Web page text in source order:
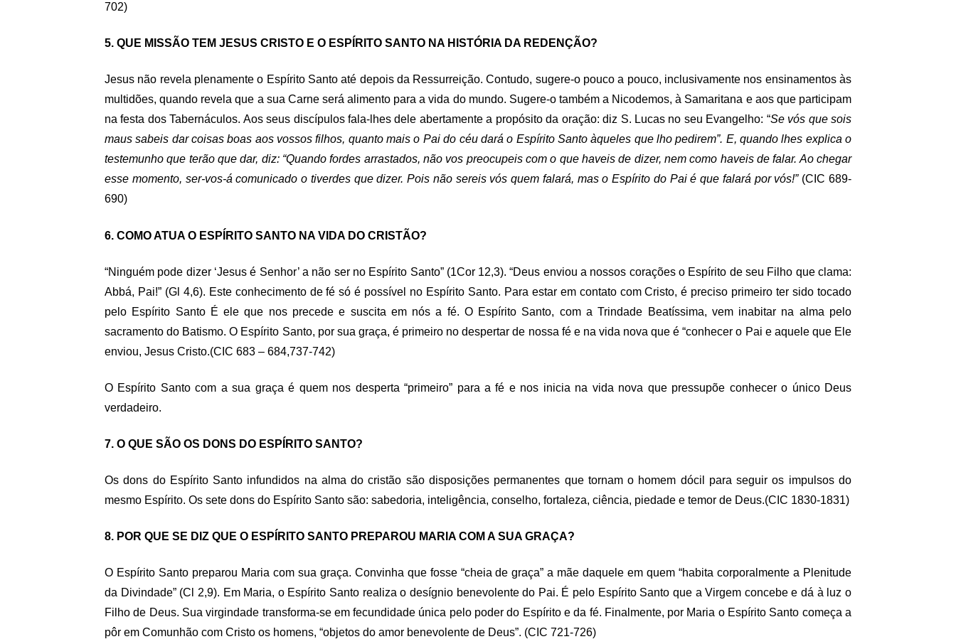
702)
5. QUE MISSÃO TEM JESUS CRISTO E O ESPÍRITO SANTO NA HISTÓRIA DA REDENÇÃO?
Jesus não revela plenamente o Espírito Santo até depois da Ressurreição. Contudo, sugere-o pouco a pouco, inclusivamente nos ensinamentos às
multidões, quando revela que a sua Carne será alimento para a vida do mundo. Sugere-o também a Nicodemos, à Samaritana e aos que participam
na festa dos Tabernáculos. Aos seus discípulos fala-lhes dele abertamente a propósito da oração: diz S. Lucas no seu Evangelho: “Se vós que sois
maus sabeis dar coisas boas aos vossos filhos, quanto mais o Pai do céu dará o Espírito Santo àqueles que lho pedirem”. E, quando lhes explica o
testemunho que terão que dar, diz: “Quando fordes arrastados, não vos preocupeis com o que haveis de dizer, nem como haveis de falar. Ao chegar
esse momento, ser-vos-á comunicado o tiverdes que dizer. Pois não sereis vós quem falará, mas o Espírito do Pai é que falará por vós!” (CIC 689-
690)
6. COMO ATUA O ESPÍRITO SANTO NA VIDA DO CRISTÃO?
“Ninguém pode dizer ‘Jesus é Senhor’ a não ser no Espírito Santo” (1Cor 12,3). “Deus enviou a nossos corações o Espírito de seu Filho que clama:
Abbá, Pai!” (Gl 4,6). Este conhecimento de fé só é possível no Espírito Santo. Para estar em contato com Cristo, é preciso primeiro ter sido tocado
pelo Espírito Santo É ele que nos precede e suscita em nós a fé. O Espírito Santo, com a Trindade Beatíssima, vem inabitar na alma pelo
sacramento do Batismo. O Espírito Santo, por sua graça, é primeiro no despertar de nossa fé e na vida nova que é “conhecer o Pai e aquele que Ele
enviou, Jesus Cristo.(CIC 683 – 684,737-742)
O Espírito Santo com a sua graça é quem nos desperta “primeiro” para a fé e nos inicia na vida nova que pressupõe conhecer o único Deus
verdadeiro.
7. O QUE SÃO OS DONS DO ESPÍRITO SANTO?
Os dons do Espírito Santo infundidos na alma do cristão são disposições permanentes que tornam o homem dócil para seguir os impulsos do
mesmo Espírito. Os sete dons do Espírito Santo são: sabedoria, inteligência, conselho, fortaleza, ciência, piedade e temor de Deus.(CIC 1830-1831)
8. POR QUE SE DIZ QUE O ESPÍRITO SANTO PREPAROU MARIA COM A SUA GRAÇA?
O Espírito Santo preparou Maria com sua graça. Convinha que fosse “cheia de graça” a mãe daquele em quem “habita corporalmente a Plenitude
da Divindade” (Cl 2,9). Em Maria, o Espírito Santo realiza o desígnio benevolente do Pai. É pelo Espírito Santo que a Virgem concebe e dá à luz o
Filho de Deus. Sua virgindade transforma-se em fecundidade única pelo poder do Espírito e da fé. Finalmente, por Maria o Espírito Santo começa a
pôr em Comunhão com Cristo os homens, “objetos do amor benevolente de Deus”. (CIC 721-726)